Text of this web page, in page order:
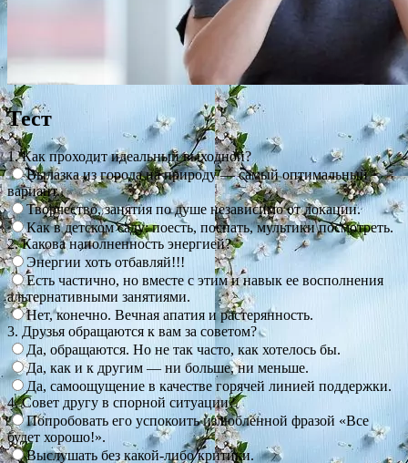
Тест
1. Как проходит идеальный выходной?
Вылазка из города на природу — самый оптимальный
вариант.
Творчество, занятия по душе независимо от локации.
Как в детском саду: поесть, поспать, мультики посмотреть.
2. Какова наполненность энергией?
Энергии хоть отбавляй!!!
Есть частично, но вместе с этим и навык ее восполнения
альтернативными занятиями.
Нет, конечно. Вечная апатия и растерянность.
3. Друзья обращаются к вам за советом?
Да, обращаются. Но не так часто, как хотелось бы.
Да, как и к другим — ни больше, ни меньше.
Да, самоощущение в качестве горячей линией поддержки.
4. Совет другу в спорной ситуации?
Попробовать его успокоить излюбленной фразой «Все
будет хорошо!».
Выслушать без какой-либо критики.